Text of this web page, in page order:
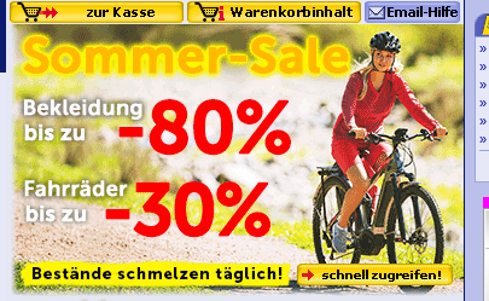
»
»
»
»
»
»